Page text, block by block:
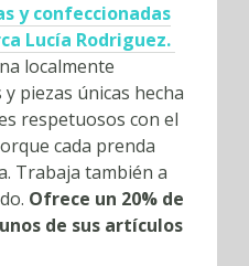
y confeccionadas
Lucía Rodriguez.
localmente
piezas únicas hecha
respetuosos con el
cada prenda
Trabaja también a
Ofrece un 20% de
de sus artículos